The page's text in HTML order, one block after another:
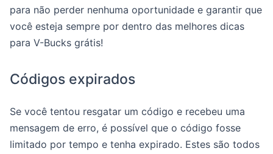
para não perder nenhuma oportunidade e garantir que
você esteja sempre por dentro das melhores dicas
para V-Bucks grátis!
Códigos expirados
Se você tentou resgatar um código e recebeu uma
mensagem de erro, é possível que o código fosse
limitado por tempo e tenha expirado. Estes são todos